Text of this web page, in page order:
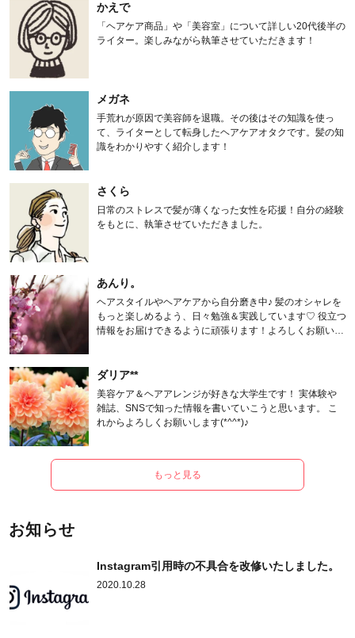
かえで
「ヘアケア商品」や「美容室」について詳しい20代後半の
ライター。楽しみながら執筆させていただきます！
メガネ
手荒れが原因で美容師を退職。その後はその知識を使っ
て、ライターとして転身したヘアケアオタクです。髪の知
識をわかりやすく紹介します！
さくら
日常のストレスで髪が薄くなった女性を応援！自分の経験
をもとに、執筆させていただきました。
あんり。
ヘアスタイルやヘアケアから自分磨き中♪ 髪のオシャレを
もっと楽しめるよう、日々勉強＆実践しています♡ 役立つ
情報をお届けできるように頑張ります！よろしくお願いし
ダリア**
美容ケア＆ヘアアレンジが好きな大学生です！ 実体験や
雑誌、SNSで知った情報を書いていこうと思います。 こ
れからよろしくお願いします(*^^*)♪
もっと見る
お知らせ
Instagram引用時の不具合を改修いたしました。
2020.10.28